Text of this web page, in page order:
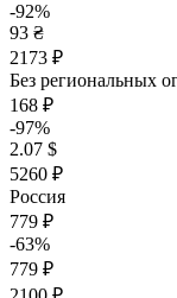
-92%
93 ₴
2173 ₽
Без региональных
168 ₽
-97%
2.07 $
5260 ₽
Россия
779 ₽
-63%
779 ₽